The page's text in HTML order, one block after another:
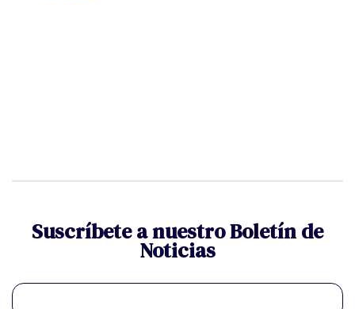
Suscríbete a nuestro Boletín de
Noticias